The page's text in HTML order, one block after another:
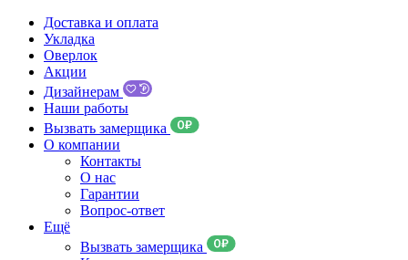
Доставка и оплата
Укладка
Оверлок
Акции
Дизайнерам
Наши работы
Вызвать замерщика
О компании
Контакты
О нас
Гарантии
Вопрос-ответ
Ещё
Вызвать замерщика